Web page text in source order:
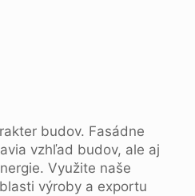
budov. Fasádne
vzhľad budov, ale aj
Využite naše
výroby a exportu